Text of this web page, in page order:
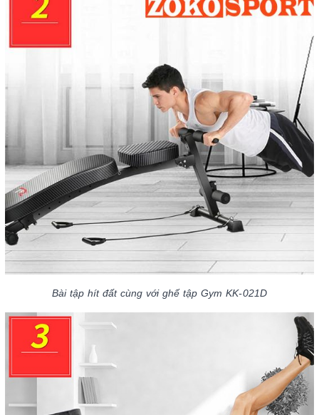
Bài tập hít đất cùng với ghế tập Gym KK-021D